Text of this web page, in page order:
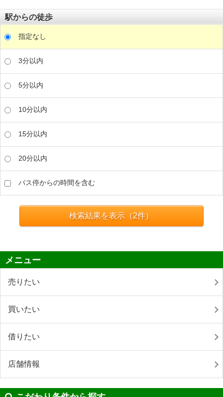
駅からの徒歩
指定なし
3分以内
5分以内
10分以内
15分以内
20分以内
バス停からの時間を含む
検索結果を表示（2件）
メニュー
売りたい
買いたい
借りたい
店舗情報